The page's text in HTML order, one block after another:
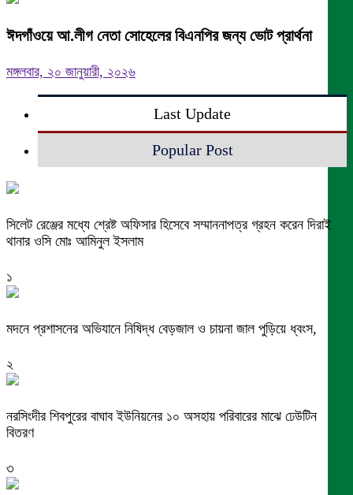
ঈদগাঁওয়ে আ.লীগ নেতা সোহেলের বিএনপির জন্য ভোট প্রার্থনা
মঙ্গলবার, ২০ জানুয়ারী, ২০২৬
Last Update
Popular Post
সিলেট রেঞ্জের মধ্যে শ্রেষ্ট অফিসার হিসেবে সম্মাননাপত্র গ্রহন করেন দিরাই
থানার ওসি মোঃ আমিনুল ইসলাম
১
মদনে প্রশাসনের অভিযানে নিষিদ্ধ বেড়জাল ও চায়না জাল পুড়িয়ে ধ্বংস,
২
নরসিংদীর শিবপুরের বাঘাব ইউনিয়নের ১০ অসহায় পরিবারের মাঝে ঢেউটিন
বিতরণ
৩